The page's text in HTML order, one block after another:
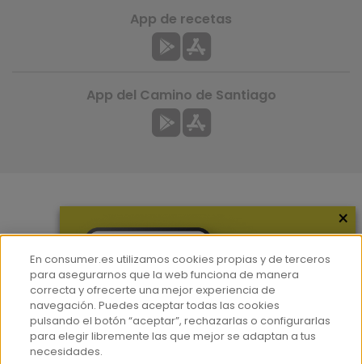
Hemeroteca
Contacto
Prensa
Corpus Lingüístico Consumer
App de recetas
App del Camino de Santiago
×
En consumer.es utilizamos cookies propias y de terceros
para asegurarnos que la web funciona de manera
correcta y ofrecerte una mejor experiencia de
navegación. Puedes aceptar todas las cookies
pulsando el botón “aceptar”, rechazarlas o configurarlas
para elegir libremente las que mejor se adaptan a tus
necesidades.